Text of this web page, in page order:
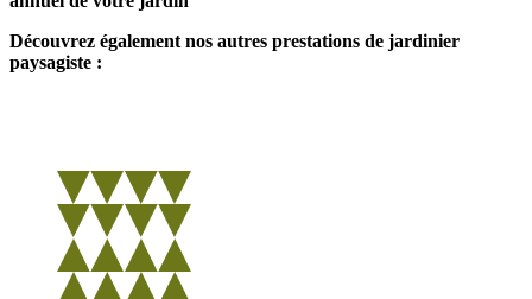
Découvrez également nos autres prestations de jardinier
paysagiste :